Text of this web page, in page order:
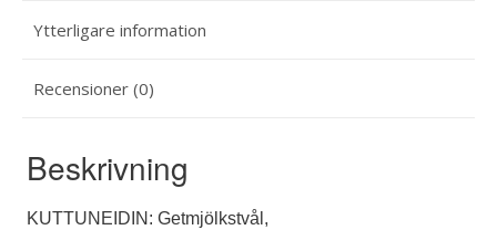
Ytterligare information
Recensioner (0)
Beskrivning
KUTTUNEIDIN: Getmjölkstvål,